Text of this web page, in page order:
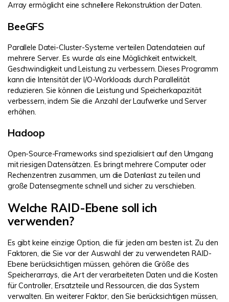
Array ermöglicht eine schnellere Rekonstruktion der Daten.
BeeGFS
Parallele Datei-Cluster-Systeme verteilen Datendateien auf
mehrere Server. Es wurde als eine Möglichkeit entwickelt,
Geschwindigkeit und Leistung zu verbessern. Dieses Programm
kann die Intensität der I/O-Workloads durch Parallelität
reduzieren. Sie können die Leistung und Speicherkapazität
verbessern, indem Sie die Anzahl der Laufwerke und Server
erhöhen.
Hadoop
Open-Source-Frameworks sind spezialisiert auf den Umgang
mit riesigen Datensätzen. Es bringt mehrere Computer oder
Rechenzentren zusammen, um die Datenlast zu teilen und
große Datensegmente schnell und sicher zu verschieben.
Welche RAID-Ebene soll ich
verwenden?
Es gibt keine einzige Option, die für jeden am besten ist. Zu den
Faktoren, die Sie vor der Auswahl der zu verwendeten RAID-
Ebene berücksichtigen müssen, gehören die Größe des
Speicherarrays, die Art der verarbeiteten Daten und die Kosten
für Controller, Ersatzteile und Ressourcen, die das System
verwalten. Ein weiterer Faktor, den Sie berücksichtigen müssen,